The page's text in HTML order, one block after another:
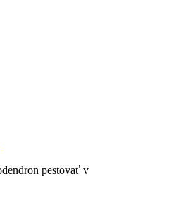
pestovať v